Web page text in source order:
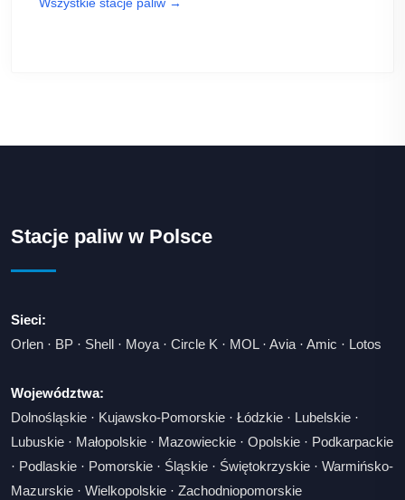
Wszystkie stacje paliw →
Stacje paliw w Polsce
Sieci:
Orlen · BP · Shell · Moya· Circle K · MOL· Avia· Amic · Lotos
Województwa:
Dolnośląskie · Kujawsko-Pomorskie · Łódzkie · Lubelskie ·
Lubuskie · Małopolskie · Mazowieckie · Opolskie · Podkarpackie
· Podlaskie · Pomorskie · Śląskie · Świętokrzyskie · Warmińsko-
Mazurskie · Wielkopolskie · Zachodniopomorskie